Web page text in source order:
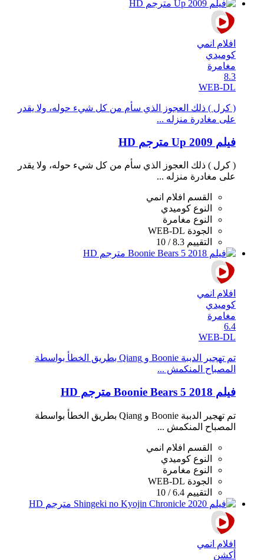
افلام انمي
كوميدي
مغامرة
8.3
WEB-DL
( كرل ) ذلك العجوز الذي سأم من كل شيء حوله، ولا يقدر
على مغادرة منزله ...
فيلم Up 2009 مترجم HD
( كرل ) ذلك العجوز الذي سأم من كل شيء حوله، ولا يقدر
على مغادرة منزله ...
القسم
افلام انمي
النوع كوميدي
النوع مغامرة
الجودة WEB-DL
التقييم 8.3 / 10
افلام انمي
كوميدي
مغامرة
6.4
WEB-DL
تم تهجير الدببة Boonie و Qiang بطريق الخطأ بواسطة
المصباح المنكمش ...
فيلم Boonie Bears 5 2018 مترجم HD
تم تهجير الدببة Boonie و Qiang بطريق الخطأ بواسطة
المصباح المنكمش ...
القسم
افلام انمي
النوع كوميدي
النوع مغامرة
الجودة WEB-DL
التقييم 6.4 / 10
افلام انمي
أكشن